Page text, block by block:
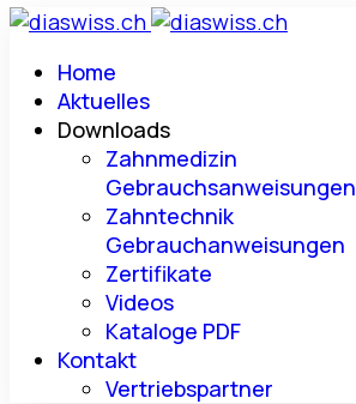
Home
Aktuelles
Downloads
Zahnmedizin
Gebrauchsanweisungen
Zahntechnik
Gebrauchanweisungen
Zertifikate
Videos
Kataloge PDF
Kontakt
Vertriebspartner